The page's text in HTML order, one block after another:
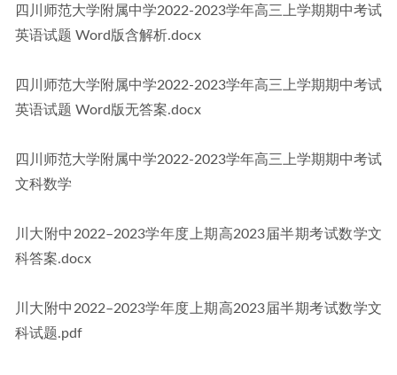
四川师范大学附属中学2022-2023学年高三上学期期中考试
英语试题 Word版含解析.docx
四川师范大学附属中学2022-2023学年高三上学期期中考试
英语试题 Word版无答案.docx
四川师范大学附属中学2022-2023学年高三上学期期中考试
文科数学
川大附中2022–2023学年度上期高2023届半期考试数学文
科答案.docx
川大附中2022–2023学年度上期高2023届半期考试数学文
科试题.pdf